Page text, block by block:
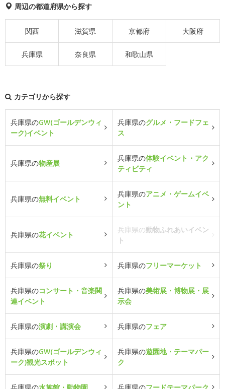
周辺の都道府県から探す
関西 滋賀県 京都府 大阪府
兵庫県 奈良県 和歌山県
カテゴリから探す
兵庫県のGW(ゴールデンウィ
ーク)イベント
兵庫県のグルメ・フードフェ
ス
兵庫県の物産展
兵庫県の体験イベント・アク
ティビティ
兵庫県の無料イベント
兵庫県のアニメ・ゲームイベ
ント
兵庫県の花イベント
兵庫県の動物ふれあいイベン
ト
兵庫県の祭り 兵庫県のフリーマーケット
兵庫県のコンサート・音楽関
連イベント
兵庫県の美術展・博物展・展
示会
兵庫県の演劇・講演会 兵庫県のフェア
兵庫県のGW(ゴールデンウィ
ーク)観光スポット
兵庫県の遊園地・テーマパー
ク
兵庫県の水族館・動物園 兵庫県のフードテーマパーク